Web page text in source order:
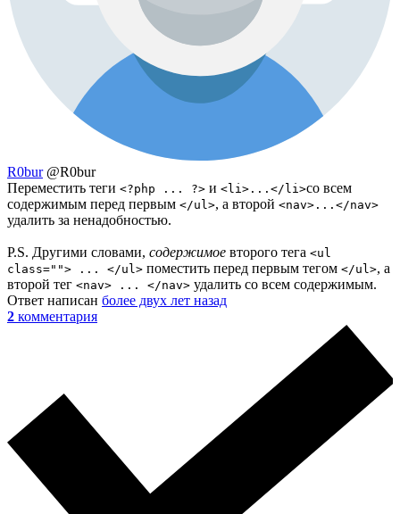
R0bur @R0bur
Переместить теги <?php ... ?> и <li>...</li>со всем
содержимым перед первым </ul>, а второй <nav>...</nav>
удалить за ненадобностью.
P.S. Другими словами, содержимое второго тега <ul
class=""> ... </ul> поместить перед первым тегом </ul>, а
второй тег <nav> ... </nav> удалить со всем содержимым.
Ответ написан более двух лет назад
2 комментария